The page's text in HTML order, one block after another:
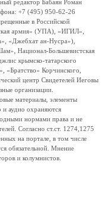
редактор Бабаян Роман
+7 (495) 950-62-26
в Российской
армия» (УПА), «ИГИЛ»,
«Джебхат ан-Нусра»),
Национал-Большевистская
крымско-татарского
Корчинского,
центр Свидетелей Иеговы
организации.
материалы, элементы
и аудио охраняются
нормами права и не
Согласно ст.ст. 1274,1275
на портале, в том числе
обязательной. Мнение
и колумнистов.